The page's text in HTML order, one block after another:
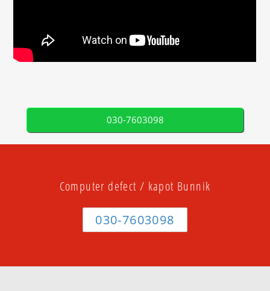
030-7603098
Computer defect / kapot Bunnik
030-7603098